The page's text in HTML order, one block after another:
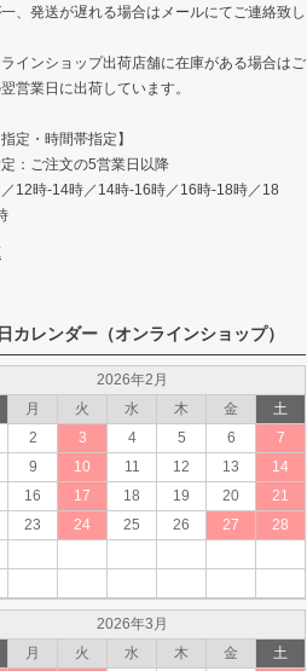
、発送が遅れる場合はメールにてご連絡致し
インショップ出荷店舗に在庫がある場合はご
営業日に出荷しています。
指定・時間帯指定】
：ご注文の5営業日以降
12時-14時／14時-16時／16時-18時／18
カレンダー（オンラインショップ）
2026年2月
月 火 水 木 金
土
2 3 4 5 6
7
9 10 11 12 13
14
16 17 18 19 20
21
23 24 25 26 27 28
2026年3月
月 火 水 木 金
土